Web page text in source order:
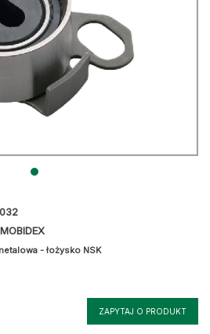
- łożysko NSK
ZAPYTAJ O PRODUKT